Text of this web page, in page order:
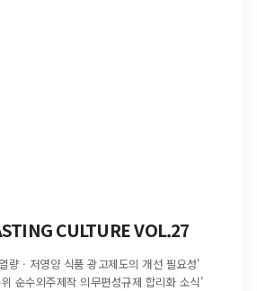
CULTURE VOL.27
량ㆍ저영양 식품 광고제도의 개선 필요성'
위 순수외주제작 의무편성규제 합리화 소식'